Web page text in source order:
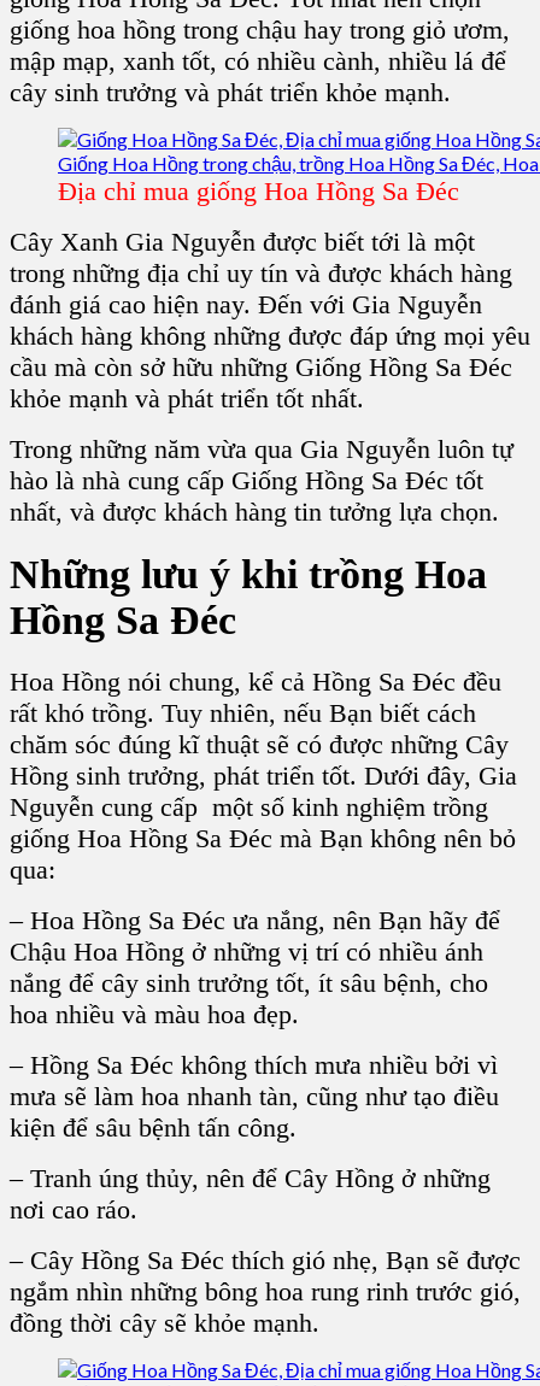
giống hoa hồng trong chậu hay trong giỏ ươm,
mập mạp, xanh tốt, có nhiều cành, nhiều lá để
cây sinh trưởng và phát triển khỏe mạnh.
Địa chỉ mua giống Hoa Hồng Sa Đéc
Cây Xanh Gia Nguyễn được biết tới là một
trong những địa chỉ uy tín và được khách hàng
đánh giá cao hiện nay. Đến với Gia Nguyễn
khách hàng không những được đáp ứng mọi yêu
cầu mà còn sở hữu những Giống Hồng Sa Đéc
khỏe mạnh và phát triển tốt nhất.
Trong những năm vừa qua Gia Nguyễn luôn tự
hào là nhà cung cấp Giống Hồng Sa Đéc tốt
nhất, và được khách hàng tin tưởng lựa chọn.
Những lưu ý khi trồng Hoa
Hồng Sa Đéc
Hoa Hồng nói chung, kể cả Hồng Sa Đéc đều
rất khó trồng. Tuy nhiên, nếu Bạn biết cách
chăm sóc đúng kĩ thuật sẽ có được những Cây
Hồng sinh trưởng, phát triển tốt. Dưới đây, Gia
Nguyễn cung cấp một số kinh nghiệm trồng
giống Hoa Hồng Sa Đéc mà Bạn không nên bỏ
qua:
– Hoa Hồng Sa Đéc ưa nắng, nên Bạn hãy để
Chậu Hoa Hồng ở những vị trí có nhiều ánh
nắng để cây sinh trưởng tốt, ít sâu bệnh, cho
hoa nhiều và màu hoa đẹp.
– Hồng Sa Đéc không thích mưa nhiều bởi vì
mưa sẽ làm hoa nhanh tàn, cũng như tạo điều
kiện để sâu bệnh tấn công.
– Tranh úng thủy, nên để Cây Hồng ở những
nơi cao ráo.
– Cây Hồng Sa Đéc thích gió nhẹ, Bạn sẽ được
ngắm nhìn những bông hoa rung rinh trước gió,
đồng thời cây sẽ khỏe mạnh.